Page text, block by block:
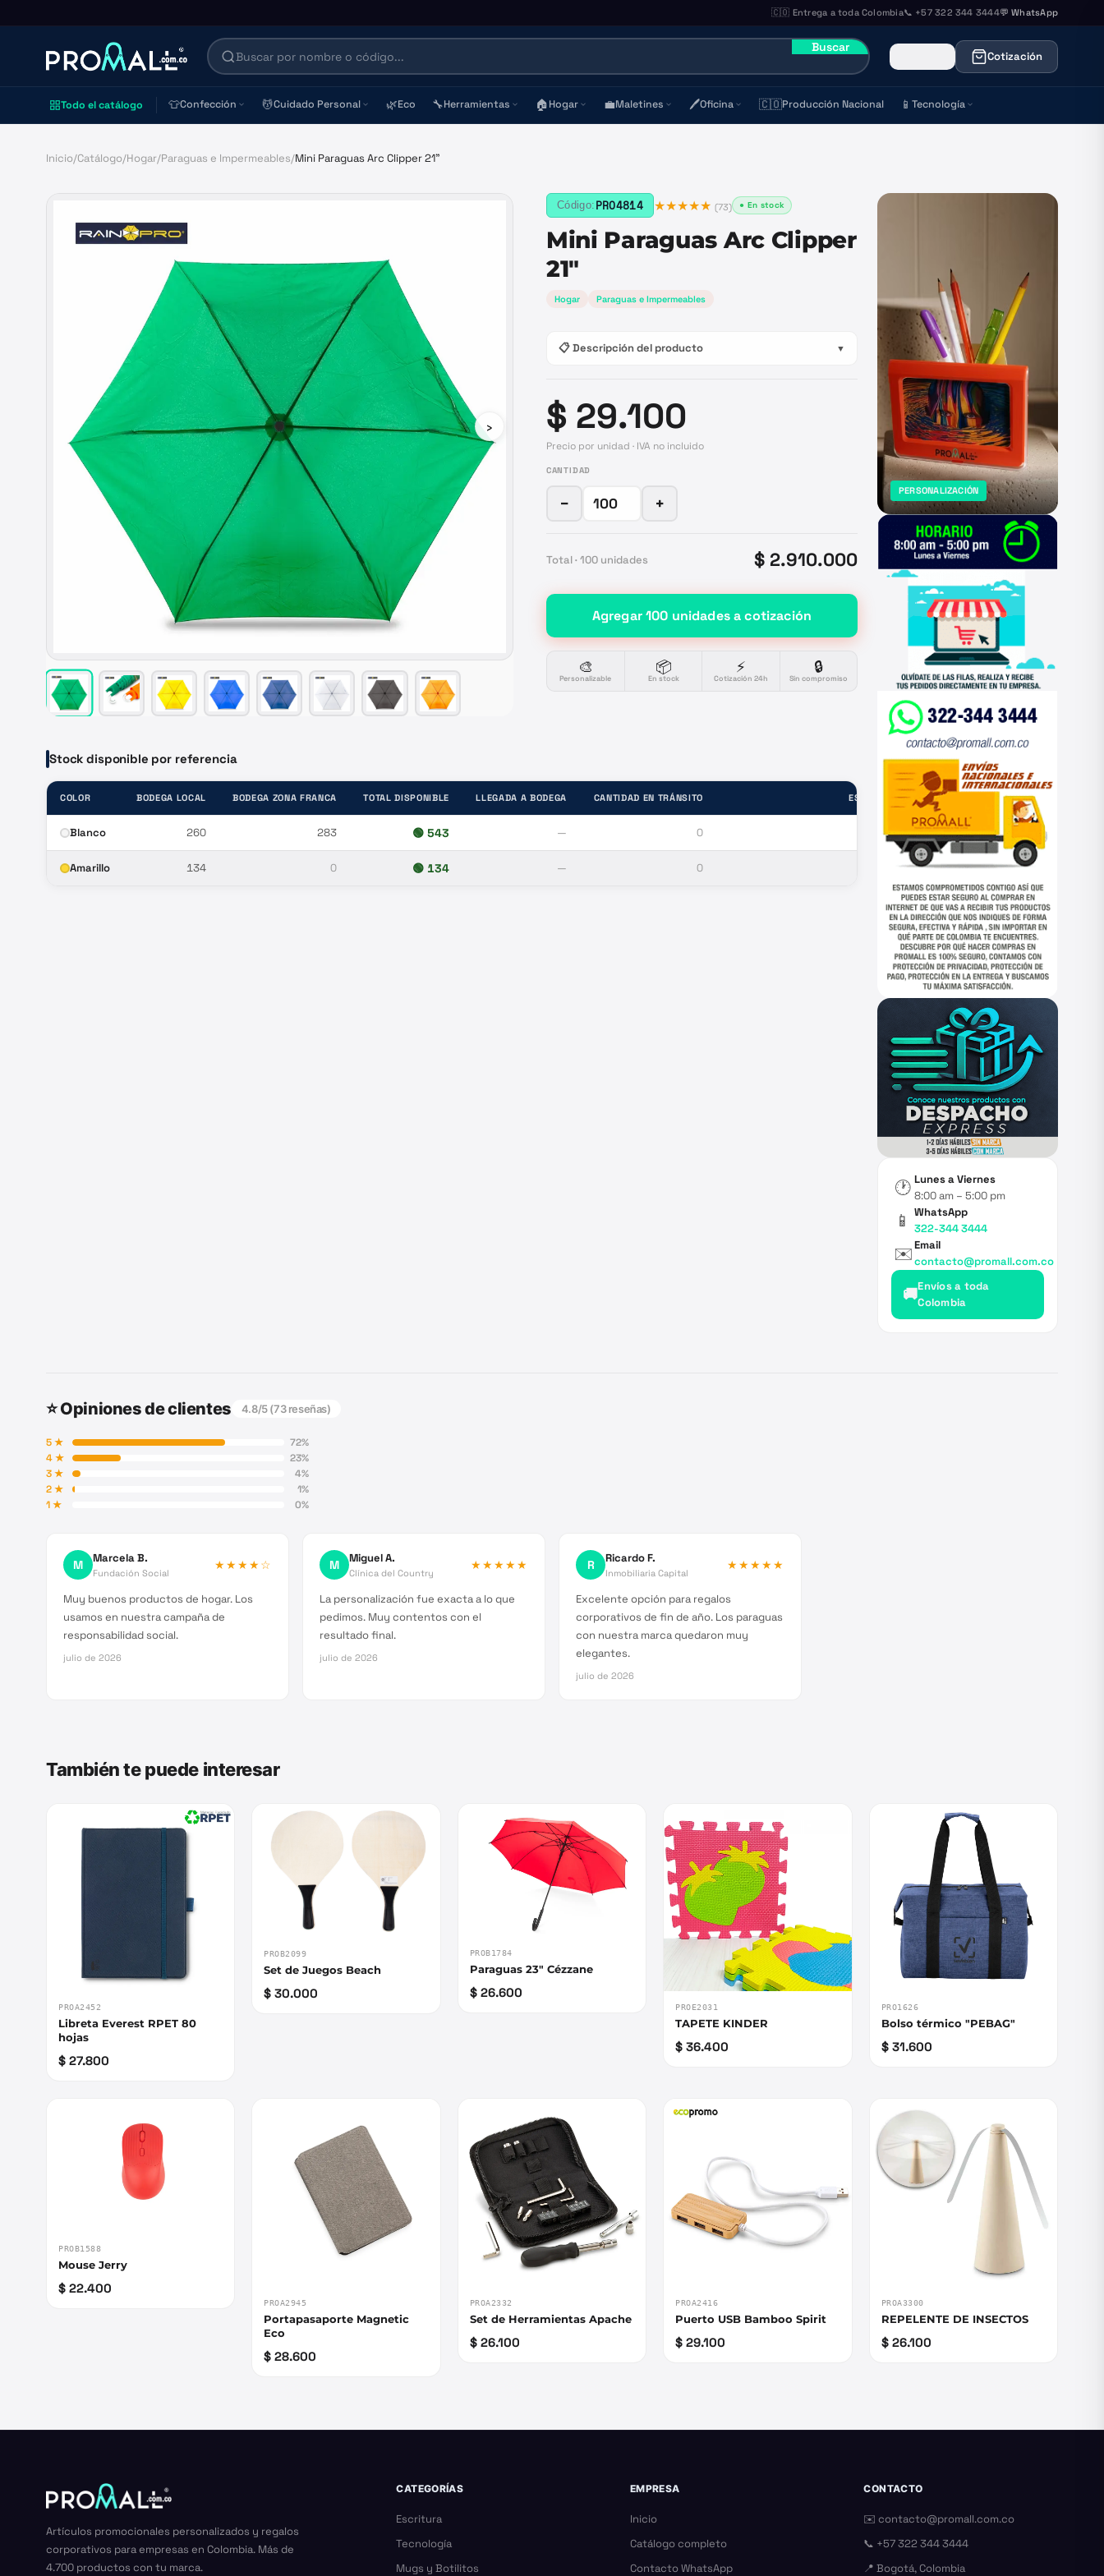
🇨🇴 Entrega a toda Colombia📞 +57 322 344 3444💬 WhatsApp
Buscar
Cotización
Todo el catálogo 👕Confección 💆Cuidado Personal 🌿Eco 🔧Herramientas 🏠Hogar 💼Maletines 🖊️Oficina 🇨🇴Producción Nacional 📱 Tecnología
Inicio/Catálogo/Hogar/Paraguas e Impermeables/Mini Paraguas Arc Clipper 21"
›
Código: PRO4814 ★★★★★ (73) ● En stock
Mini Paraguas Arc Clipper
21"
Hogar Paraguas e Impermeables
📋 Descripción del producto ▼
$ 29.100
Precio por unidad · IVA no incluido
CANTIDAD
− +
Total · 100 unidades $ 2.910.000
Agregar100 unidadesa cotización
🎨
Personalizable
📦
En stock
⚡
Cotización 24h
🔒
Sin compromiso
Stock disponible por referencia
COLOR BODEGA LOCAL BODEGA ZONA FRANCA TOTAL DISPONIBLE LLEGADA A BODEGA CANTIDAD EN TRÁNSITO ESTADO
Blanco 260 283 🟢 543 — 0 —
Amarillo 134 0 🟢 134 — 0
PERSONALIZACIÓN
🕐 Lunes a Viernes
8:00 am – 5:00 pm
📱
WhatsApp
322-344 3444
✉️Email
contacto@promall.com.co
🚚Envíos a toda
Colombia
⭐ Opiniones de clientes 4.8/5 (73reseñas)
5★ 72%
4★ 23%
3★ 4%
2★ 1%
1★ 0%
M Marcela B.
Fundación Social
★★★★☆
Muy buenos productos de hogar. Los
usamos en nuestra campaña de
responsabilidad social.
julio de 2026
M Miguel A.
Clínica del Country
★★★★★
La personalización fue exacta a lo que
pedimos. Muy contentos con el
resultado final.
julio de 2026
R Ricardo F.
Inmobiliaria Capital
★★★★★
Excelente opción para regalos
corporativos de fin de año. Los paraguas
con nuestra marca quedaron muy
elegantes.
julio de 2026
También te puede interesar
PROA2452
Libreta Everest RPET 80
hojas
$ 27.800
PROB2099
Set de Juegos Beach
$ 30.000
PROB1784
Paraguas 23" Cézzane
$ 26.600
PROE2031
TAPETE KINDER
$ 36.400
PRO1626
Bolso térmico "PEBAG"
$ 31.600
PROB1588
Mouse Jerry
$ 22.400
PROA2945
Portapasaporte Magnetic
Eco
$ 28.600
PROA2332
Set de Herramientas Apache
$ 26.100
PROA2416
Puerto USB Bamboo Spirit
$ 29.100
PROA3300
REPELENTE DE INSECTOS
$ 26.100
Artículos promocionales personalizados y regalos
corporativos para empresas en Colombia. Más de
4.700 productos con tu marca.
CATEGORÍAS
Escritura
Tecnología
Mugs y Botilitos
EMPRESA
Inicio
Catálogo completo
Contacto WhatsApp
CONTACTO
✉️contacto@promall.com.co
📞 +57 322 344 3444
📍 Bogotá, Colombia